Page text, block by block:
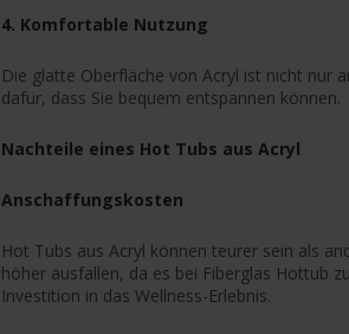
4. Komfortable Nutzung
Die glatte Oberfläche von Acryl ist nicht nur
dafür, dass Sie bequem entspannen können.
Nachteile eines Hot Tubs aus Acryl
Anschaffungskosten
Hot Tubs aus Acryl können teurer sein als
höher ausfallen, da es bei Fiberglas Hottub
Investition in das Wellness-Erlebnis.